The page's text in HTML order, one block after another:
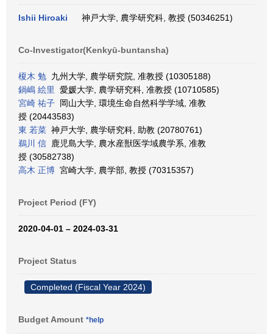
Ishii Hiroaki 神戸大学, 農学研究科, 教授 (50346251)
Co-Investigator(Kenkyū-buntansha)
榎木 勉 九州大学, 農学研究院, 准教授 (10305188)
鍋嶋 絵里
愛媛大学, 農学研究科, 准教授 (10710585)
宮崎 祐子 岡山大学, 環境生命自然科学学域, 准教
授 (20443583)
東 若菜 神戸大学, 農学研究科, 助教 (20780761)
鵜川 信 鹿児島大学, 農水産獣医学域農学系, 准教
授 (30582738)
高木 正博 宮崎大学, 農学部, 教授 (70315357)
Project Period (FY)
2020-04-01 – 2024-03-31
Project Status
Completed (Fiscal Year 2024)
Budget Amount *help